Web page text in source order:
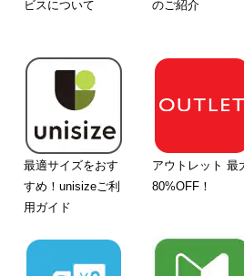
ビスについて
のご紹介
最適サイズをおす
すめ！unisizeご利
用ガイド
アウトレット 最
80%OFF！